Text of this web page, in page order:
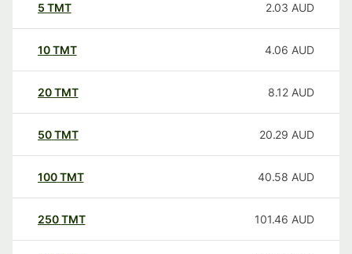
5 TMT 2.03 AUD
10TMT 4.06 AUD
20TMT 8.12 AUD
50TMT 20.29 AUD
100TMT 40.58 AUD
250TMT 101.46 AUD